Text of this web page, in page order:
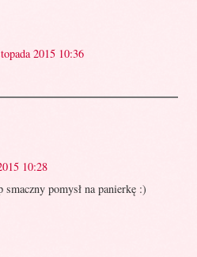
2015 10:36
10:28
smaczny pomysł na panierkę :)